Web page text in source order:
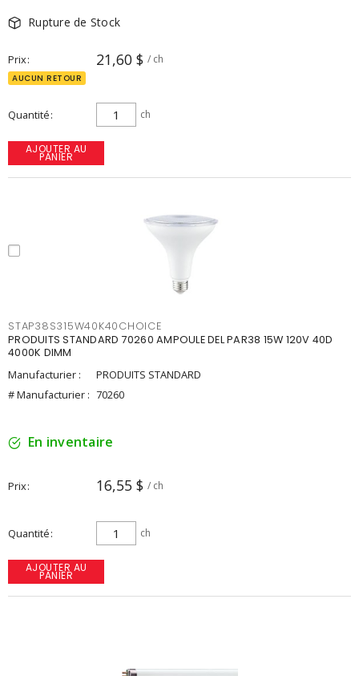
Rupture de Stock
Prix 21,60 $ / ch
AUCUN RETOUR
Quantité ch
AJOUTER AU
PANIER
STAP38S315W40K40CHOICE
PRODUITS STANDARD 70260 AMPOULE DEL PAR38 15W 120V 40D
4000K DIMM
Manufacturier :
PRODUITS STANDARD
# Manufacturier : 70260
En inventaire
Prix 16,55 $ / ch
Quantité ch
AJOUTER AU
PANIER